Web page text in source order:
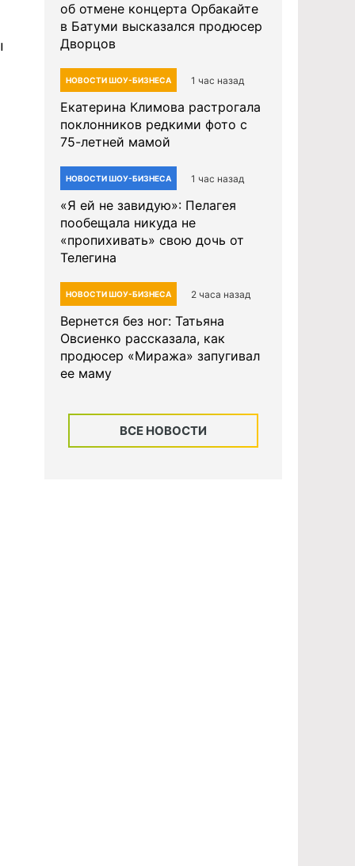
об отмене концерта Орбакайте
в Батуми высказался продюсер
Дворцов
НОВОСТИ ШОУ-БИЗНЕСА 1 час назад
Екатерина Климова растрогала
поклонников редкими фото с
75-летней мамой
НОВОСТИ ШОУ-БИЗНЕСА 1 час назад
«Я ей не завидую»: Пелагея
пообещала никуда не
«пропихивать» свою дочь от
Телегина
НОВОСТИ ШОУ-БИЗНЕСА 2 часа назад
Вернется без ног: Татьяна
Овсиенко рассказала, как
продюсер «Миража» запугивал
ее маму
ВСЕ НОВОСТИ